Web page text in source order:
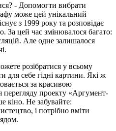
- Допомогти вибрати
може цей унікальний
з 1999 року та розповідає
За цей час змінювалося багато:
Але одне залишалося
розібратися у всьому
для себе гідні картини. Які ж
за красивою
перегляду проекту «Аргумент-
кіно. Не забувайте:
і потрібно вміти